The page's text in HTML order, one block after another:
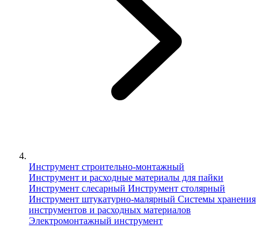
Инструмент строительно-монтажный
Инструмент и расходные материалы для пайки
Инструмент слесарный Инструмент столярный
Инструмент штукатурно-малярный Сиcтемы хранения
инструментов и расходных материалов
Электромонтажный инструмент